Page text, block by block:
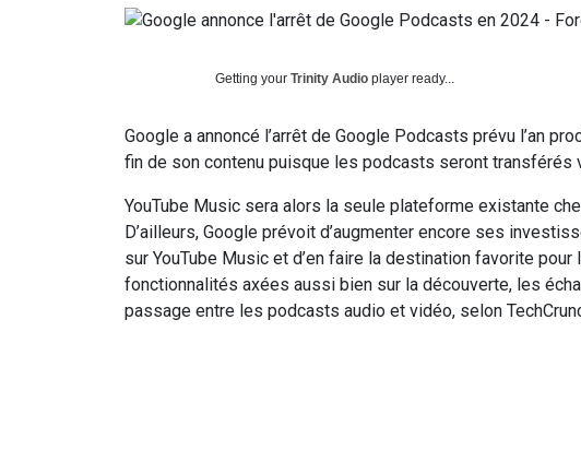
Getting your Trinity Audio player ready...
Google a annoncé l’arrêt de Google Podcasts prévu l’an
fin de son contenu puisque les podcasts seront transférés
YouTube Music sera alors la seule plateforme existante
D’ailleurs, Google prévoit d’augmenter encore ses
sur YouTube Music et d’en faire la destination favorite
fonctionnalités axées aussi bien sur la découverte, les
passage entre les podcasts audio et vidéo, selon